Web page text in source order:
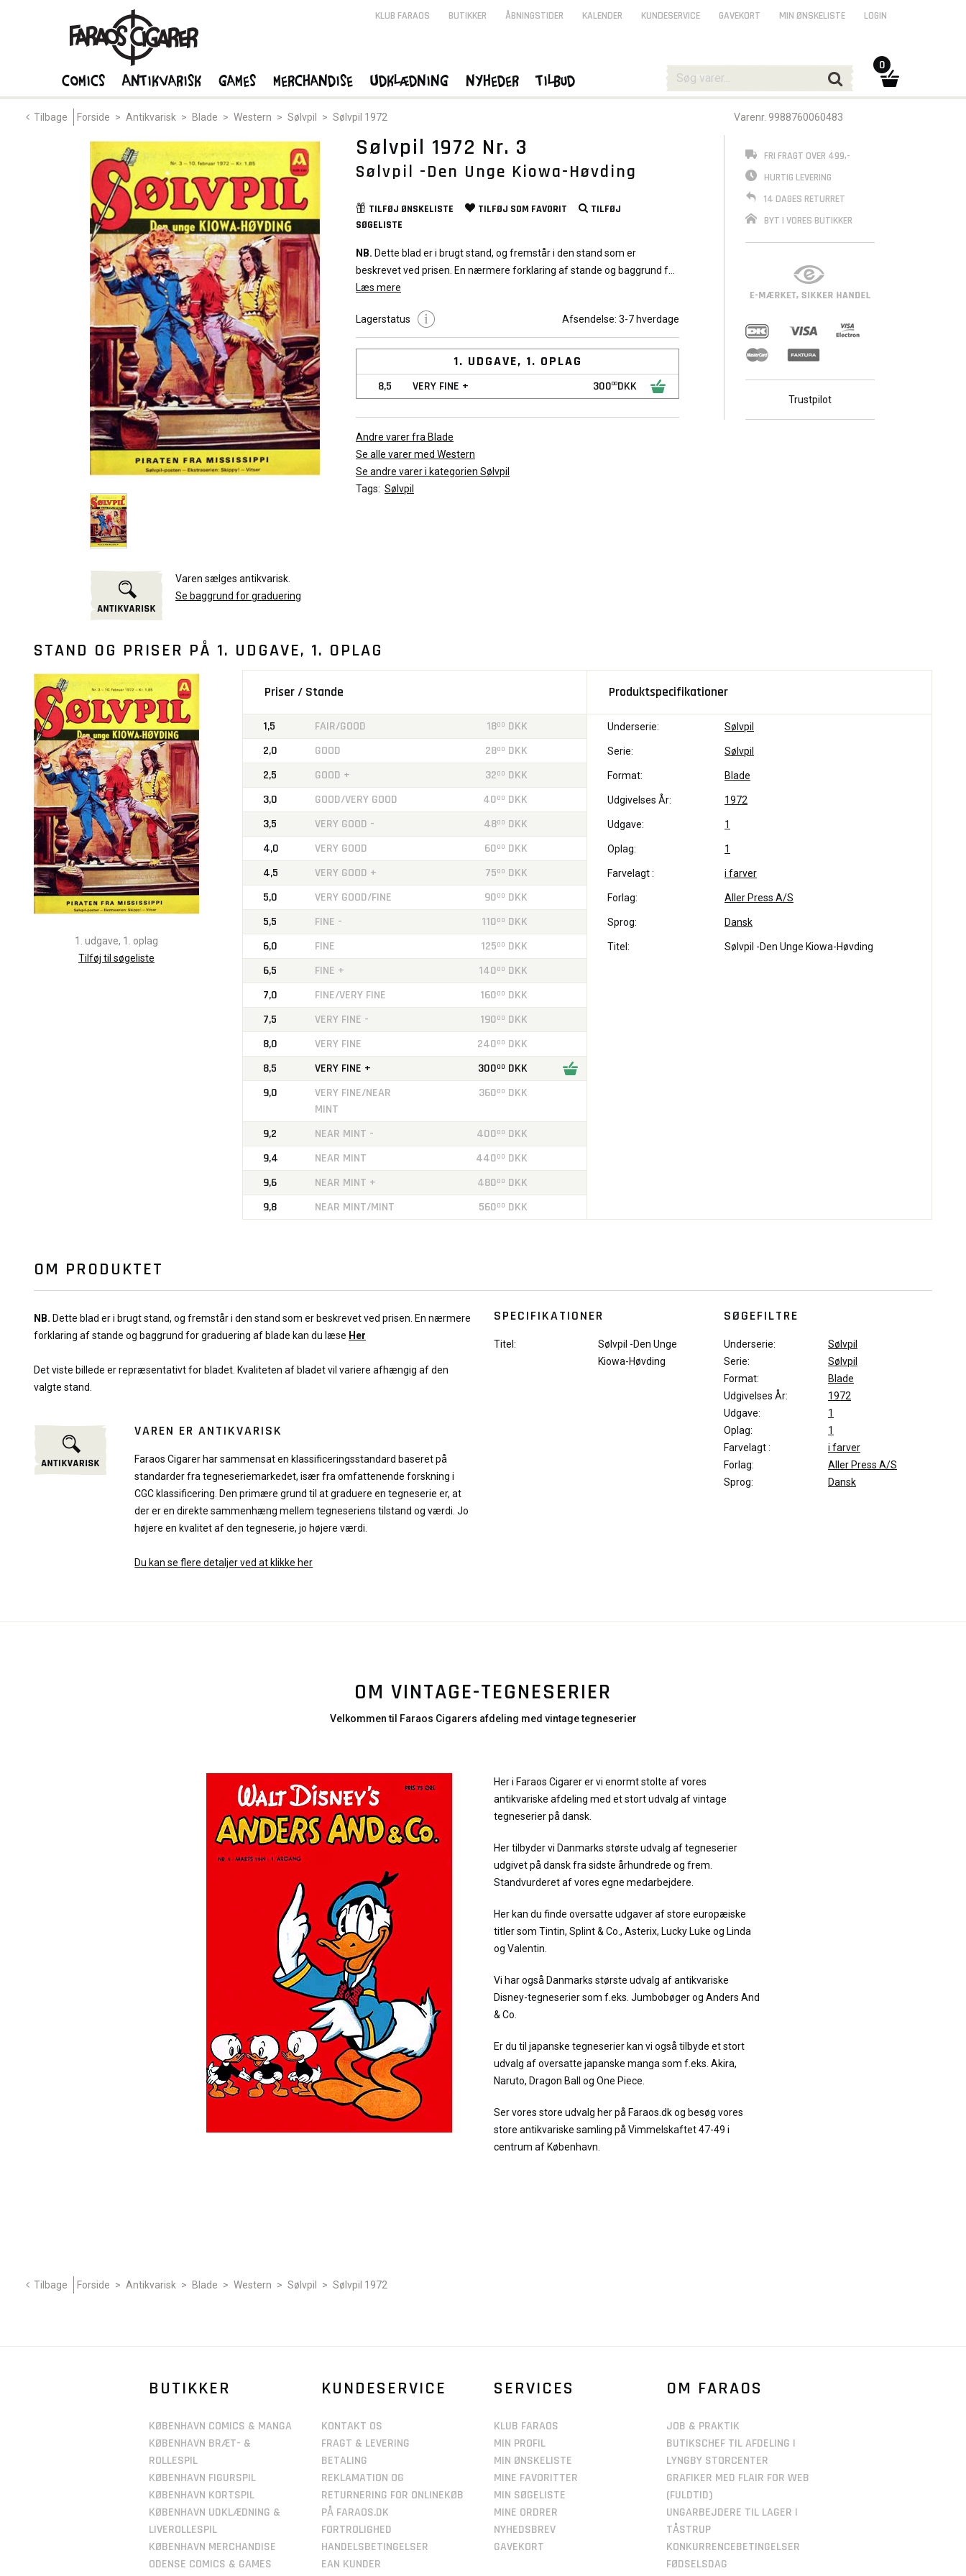
Tilbage Forside > Antikvarisk > Blade > Western > Sølvpil > Sølvpil 1972 Varenr. 9988760060483
Varen sælges antikvarisk.
Se baggrund for graduering
Sølvpil 1972 Nr. 3
Sølvpil -Den Unge Kiowa-Høvding
TILFØJ ØNSKELISTE TILFØJ SOM FAVORIT
TILFØJ
SØGELISTE
NB. Dette blad er i brugt stand, og fremstår i den stand som er
beskrevet ved prisen. En nærmere forklaring af stande og baggrund for
graduering af blade kan du læse
Det viste billede er repræsentativt for bladet. Kvaliteten af bladet vil
variere afhængig af den valgte stand.
Læs mere
Lagerstatus Afsendelse: 3-7 hverdage
1. UDGAVE, 1. OPLAG
8,5 VERY FINE + 30000DKK
Andre varer fra Blade
Se alle varer med Western
Se andre varer i kategorien Sølvpil
Tags: Sølvpil
FRI FRAGT OVER 499,-
HURTIG LEVERING
14 DAGES RETURRET
BYT I VORES BUTIKKER
Trustpilot
STAND OG PRISER PÅ 1. UDGAVE, 1. OPLAG
1. udgave, 1. oplag
Tilføj til søgeliste
Priser / Stande
1,5 FAIR/GOOD 1800 DKK
2,0
GOOD 2800 DKK
2,5
GOOD + 3200 DKK
3,0
GOOD/VERY GOOD 4000 DKK
3,5
VERY GOOD - 4800 DKK
4,0
VERY GOOD 6000 DKK
4,5
VERY GOOD + 7500 DKK
5,0
VERY GOOD/FINE 9000 DKK
5,5
FINE - 11000 DKK
6,0
FINE 12500 DKK
6,5
FINE + 14000 DKK
7,0
FINE/VERY FINE 16000 DKK
7,5
VERY FINE - 19000 DKK
8,0
VERY FINE 24000 DKK
8,5
VERY FINE + 30000 DKK
9,0
VERY FINE/NEAR
MINT
36000 DKK
9,2 NEAR MINT - 40000 DKK
9,4
NEAR MINT 44000 DKK
9,6
NEAR MINT + 48000 DKK
9,8
NEAR MINT/MINT 56000 DKK
Produktspecifikationer
Underserie: Sølvpil
Serie: Sølvpil
Format: Blade
Udgivelses År: 1972
Udgave: 1
Oplag: 1
Farvelagt : i farver
Forlag: Aller Press A/S
Sprog: Dansk
Titel: Sølvpil -Den Unge Kiowa-Høvding
OM PRODUKTET
NB. Dette blad er i brugt stand, og fremstår i den stand som er beskrevet ved prisen. En nærmere
forklaring af stande og baggrund for graduering af blade kan du læse Her
Det viste billede er repræsentativt for bladet. Kvaliteten af bladet vil variere afhængig af den
valgte stand.
VAREN ER ANTIKVARISK
Faraos Cigarer har sammensat en klassificeringsstandard baseret på
standarder fra tegneseriemarkedet, især fra omfattenende forskning i
CGC klassificering. Den primære grund til at graduere en tegneserie er, at
der er en direkte sammenhæng mellem tegneseriens tilstand og værdi. Jo
højere en kvalitet af den tegneserie, jo højere værdi.
Du kan se flere detaljer ved at klikke her
SPECIFIKATIONER
Titel:
Sølvpil -Den Unge
Kiowa-Høvding
SØGEFILTRE
Underserie:
Sølvpil
Serie:
Sølvpil
Format:
Blade
Udgivelses År:
1972
Udgave:
1
Oplag:
1
Farvelagt :
i farver
Forlag:
Aller Press A/S
Sprog:
Dansk
OM VINTAGE-TEGNESERIER
Velkommen til Faraos Cigarers afdeling med vintage tegneserier
Her i Faraos Cigarer er vi enormt stolte af vores
antikvariske afdeling med et stort udvalg af vintage
tegneserier på dansk.
Her tilbyder vi Danmarks største udvalg af tegneserier
udgivet på dansk fra sidste århundrede og frem.
Standvurderet af vores egne medarbejdere.
Her kan du finde oversatte udgaver af store europæiske
titler som Tintin, Splint & Co., Asterix, Lucky Luke og Linda
og Valentin.
Vi har også Danmarks største udvalg af antikvariske
Disney-tegneserier som f.eks. Jumbobøger og Anders And
& Co.
Er du til japanske tegneserier kan vi også tilbyde et stort
udvalg af oversatte japanske manga som f.eks. Akira,
Naruto, Dragon Ball og One Piece.
Ser vores store udvalg her på Faraos.dk og besøg vores
store antikvariske samling på Vimmelskaftet 47-49 i
centrum af København.
Tilbage Forside > Antikvarisk > Blade > Western > Sølvpil > Sølvpil 1972
KLUB FARAOS BUTIKKER ÅBNINGSTIDER KALENDER KUNDESERVICE GAVEKORT MIN ØNSKELISTE LOGIN
Comics Antikvarisk Games Merchandise Udklædning Nyheder Tilbud
0
BUTIKKER
KØBENHAVN COMICS & MANGA
KØBENHAVN BRÆT- &
ROLLESPIL
KØBENHAVN FIGURSPIL
KØBENHAVN KORTSPIL
KØBENHAVN UDKLÆDNING &
LIVEROLLESPIL
KØBENHAVN MERCHANDISE
ODENSE COMICS & GAMES
KUNDESERVICE
KONTAKT OS
FRAGT & LEVERING
BETALING
REKLAMATION OG
RETURNERING FOR ONLINEKØB
PÅ FARAOS.DK
FORTROLIGHED
HANDELSBETINGELSER
EAN KUNDER
SERVICES
KLUB FARAOS
MIN PROFIL
MIN ØNSKELISTE
MINE FAVORITTER
MIN SØGELISTE
MINE ORDRER
NYHEDSBREV
GAVEKORT
OM FARAOS
JOB & PRAKTIK
BUTIKSCHEF TIL AFDELING I
LYNGBY STORCENTER
GRAFIKER MED FLAIR FOR WEB
(FULDTID)
UNGARBEJDERE TIL LAGER I
TÅSTRUP
KONKURRENCEBETINGELSER
FØDSELSDAG